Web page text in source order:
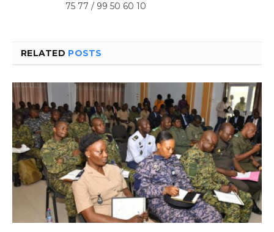
75 77 / 99 50 60 10
RELATED POSTS